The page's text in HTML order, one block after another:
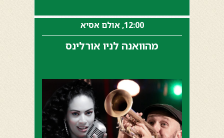
12:00, אולם אסיא
מהוואנה לניו אורלינס